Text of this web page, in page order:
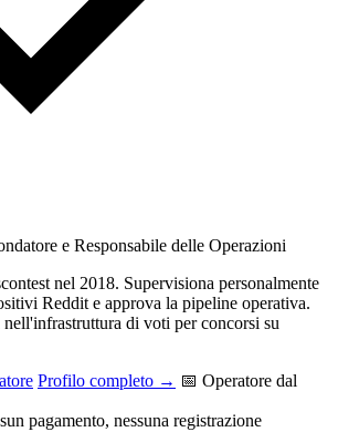
e Responsabile delle Operazioni
nel 2018. Supervisiona personalmente
Reddit e approva la pipeline operativa.
nell'infrastruttura di voti per concorsi su
Profilo completo → 📅 Operatore dal
pagamento, nessuna registrazione